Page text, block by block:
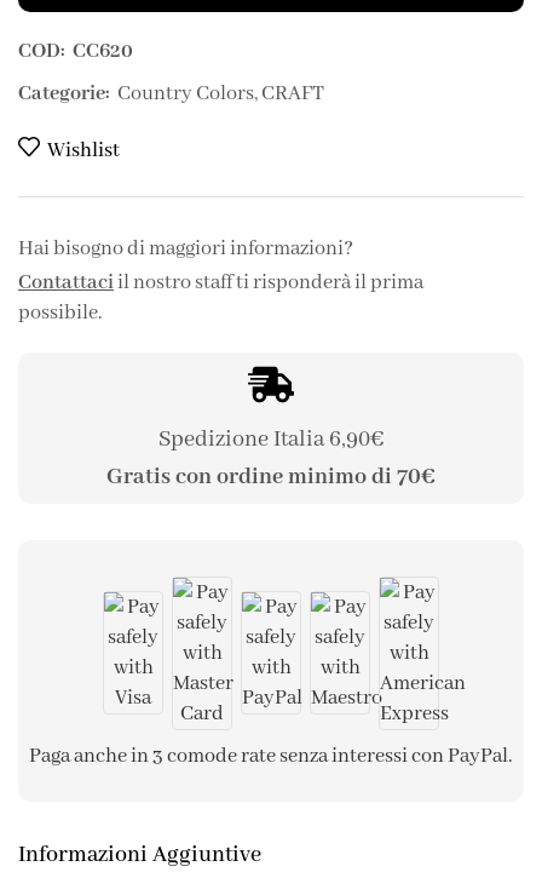
COD: CC620
Categorie: Country Colors,CRAFT
Wishlist
Hai bisogno di maggiori informazioni?
Contattaciil nostro staff ti risponderà il prima
possibile.
Spedizione Italia 6,90€
Gratis con ordine minimo di 70€
Paga anche in 3 comode rate senza interessi con PayPal.
Informazioni Aggiuntive